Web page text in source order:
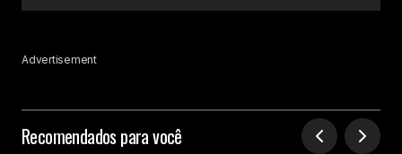
Advertisement
Recomendados para você